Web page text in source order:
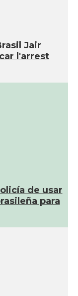
Jair
l'arrest
de usar
para